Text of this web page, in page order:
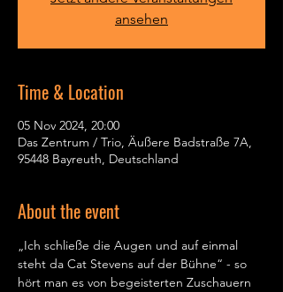
ansehen
Time & Location
05 Nov 2024, 20:00
Das Zentrum / Trio, Äußere Badstraße 7A,
95448 Bayreuth, Deutschland
About the event
„Ich schließe die Augen und auf einmal
steht da Cat Stevens auf der Bühne“ - so
hört man es von begeisterten Zuschauern